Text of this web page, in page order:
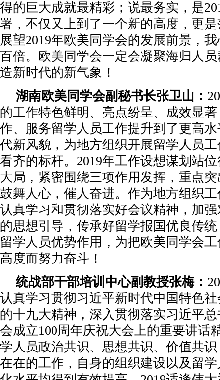
得的巨大成就最精彩；说最务实，是
署，不仅又上到了一个新的高度，更
展望2019年欧美同学会的发展前景，
百倍。欧美同学会一定会凝聚海归人
造新时代的新气象！
湖南欧美同学会副秘书长张卫山：
的工作特色鲜明、亮点纷呈、成效显
作、服务留学人员工作提升到了更高
代新风貌，为地方组织开展留学人员
看齐的标杆。2019年工作设想谋划站
大局，紧密围绕三项作用发挥，重点
鼓舞人心，催人奋进。作为地方组织
认真学习和贯彻落实好会议精神，加
的思想引导，传承好留学报国优良传
留学人员优势作用，为把欧美同学会
高度而努力奋斗！
统战部干部培训中心副教授张梅：
认真学习贯彻习近平新时代中国特色
的十九大精神，深入贯彻落实习近平
会成立100周年庆祝大会上的重要讲话
学人员政治共识、思想共识、价值共
在在的工作，自身的组织建设以及留